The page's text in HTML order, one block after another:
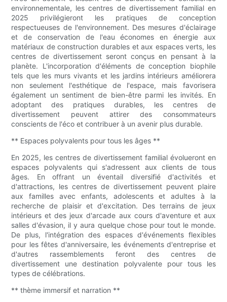
environnementale, les centres de divertissement familial en
2025 privilégieront les pratiques de conception
respectueuses de l'environnement. Des mesures d'éclairage
et de conservation de l'eau économes en énergie aux
matériaux de construction durables et aux espaces verts, les
centres de divertissement seront conçus en pensant à la
planète. L'incorporation d'éléments de conception biophile
tels que les murs vivants et les jardins intérieurs améliorera
non seulement l'esthétique de l'espace, mais favorisera
également un sentiment de bien-être parmi les invités. En
adoptant des pratiques durables, les centres de
divertissement peuvent attirer des consommateurs
conscients de l'éco et contribuer à un avenir plus durable.
** Espaces polyvalents pour tous les âges **
En 2025, les centres de divertissement familial évolueront en
espaces polyvalents qui s'adressent aux clients de tous
âges. En offrant un éventail diversifié d'activités et
d'attractions, les centres de divertissement peuvent plaire
aux familles avec enfants, adolescents et adultes à la
recherche de plaisir et d'excitation. Des terrains de jeux
intérieurs et des jeux d'arcade aux cours d'aventure et aux
salles d'évasion, il y aura quelque chose pour tout le monde.
De plus, l'intégration des espaces d'événements flexibles
pour les fêtes d'anniversaire, les événements d'entreprise et
d'autres rassemblements feront des centres de
divertissement une destination polyvalente pour tous les
types de célébrations.
** thème immersif et narration **